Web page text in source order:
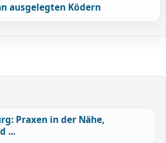
ausgelegten Ködern
Praxen in der Nähe,
...